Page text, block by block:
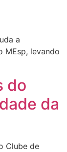
a
MEsp, levando
do
da
Clube de